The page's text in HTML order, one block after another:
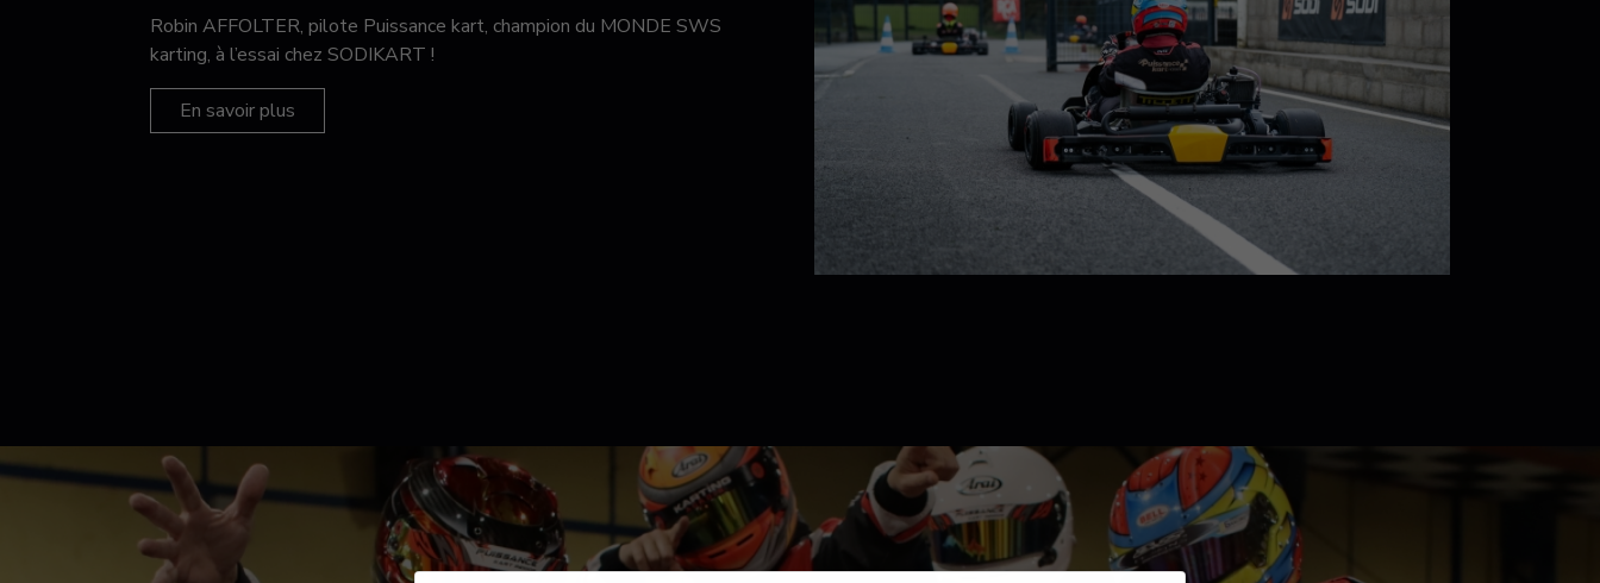
Robin AFFOLTER, pilote Puissance kart, champion du MONDE SWS
karting, à l’essai chez SODIKART !
En savoir plus